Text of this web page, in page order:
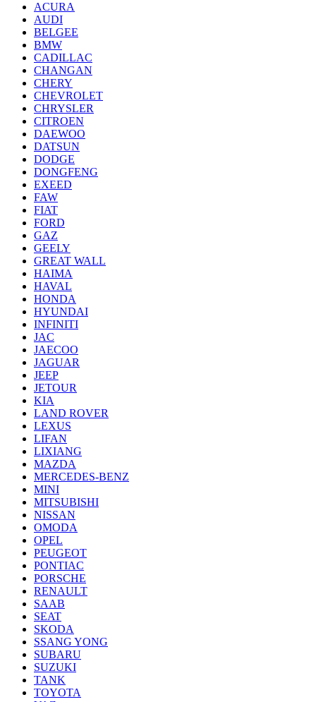
ACURA
AUDI
BELGEE
BMW
CADILLAC
CHANGAN
CHERY
CHEVROLET
CHRYSLER
CITROEN
DAEWOO
DATSUN
DODGE
DONGFENG
EXEED
FAW
FIAT
FORD
GAZ
GEELY
GREAT WALL
HAIMA
HAVAL
HONDA
HYUNDAI
INFINITI
JAC
JAECOO
JAGUAR
JEEP
JETOUR
KIA
LAND ROVER
LEXUS
LIFAN
LIXIANG
MAZDA
MERCEDES-BENZ
MINI
MITSUBISHI
NISSAN
OMODA
OPEL
PEUGEOT
PONTIAC
PORSCHE
RENAULT
SAAB
SEAT
SKODA
SSANG YONG
SUBARU
SUZUKI
TANK
TOYOTA